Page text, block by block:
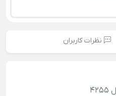
نظرات کاربران